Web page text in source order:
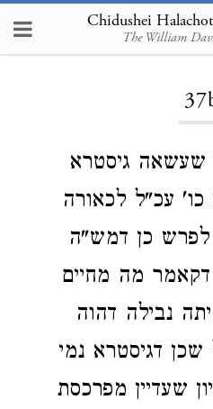
Chidushei
The William
שעשאה גיסטרא
כו' עכ"ל לכאורה
כן דמש"ה
מה מחיים
נבילה דהוה
דגיסטרא נמי
שעדיין מפרכסת